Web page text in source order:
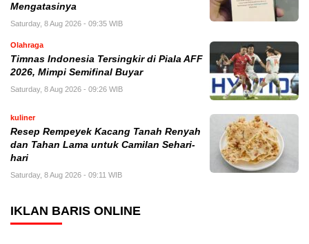
Mengatasinya
Saturday, 8 Aug 2026 - 09:35 WIB
Olahraga
Timnas Indonesia Tersingkir di Piala AFF
2026, Mimpi Semifinal Buyar
Saturday, 8 Aug 2026 - 09:26 WIB
kuliner
Resep Rempeyek Kacang Tanah Renyah
dan Tahan Lama untuk Camilan Sehari-
hari
Saturday, 8 Aug 2026 - 09:11 WIB
IKLAN BARIS ONLINE